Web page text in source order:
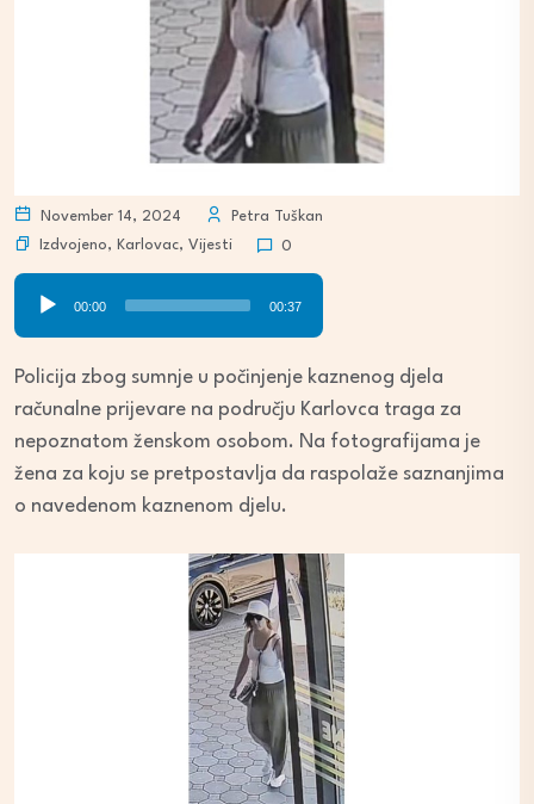
November 14, 2024
Petra Tuškan
Izdvojeno, Karlovac, Vijesti 0
Audio
Player
00:00 00:37
Policija zbog sumnje u počinjenje kaznenog djela
računalne prijevare na području Karlovca traga za
nepoznatom ženskom osobom. Na fotografijama je
žena za koju se pretpostavlja da raspolaže saznanjima
o navedenom kaznenom djelu.